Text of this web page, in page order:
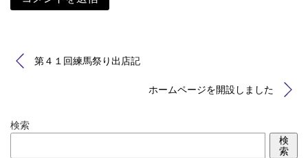
第４１回練馬祭り出店記
ホームページを開設しました
検索
検
索